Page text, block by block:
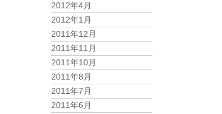
2012年4月
2012年1月
2011年12月
2011年11月
2011年10月
2011年8月
2011年7月
2011年6月